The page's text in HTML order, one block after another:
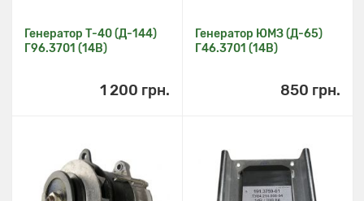
Генератор Т-40 (Д-144)
Г96.3701 (14В)
1 200 грн.
Генератор ЮМЗ (Д-65)
Г46.3701 (14В)
850 грн.